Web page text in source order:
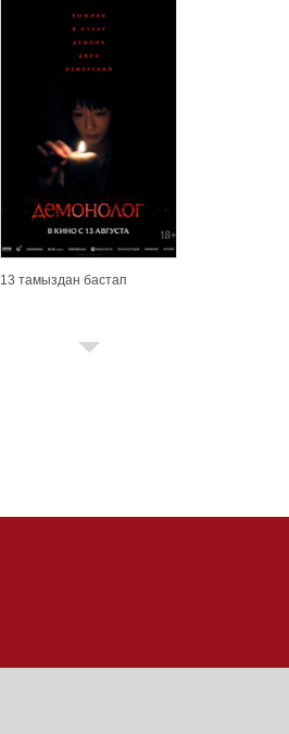
13 тамыздан бастап